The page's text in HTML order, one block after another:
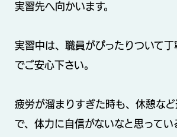
実習先へ向かいます。
実習中は、職員がぴったりついて丁
でご安心下さい。
疲労が溜まりすぎた時も、休憩な
で、体力に自信がないなと思って